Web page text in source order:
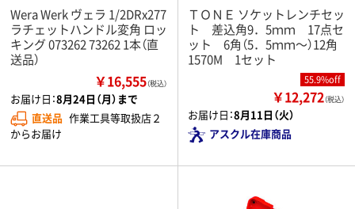
Wera Werk ヴェラ 1/2DRx277
ラチェットハンドル変角 ロッ
キング 073262 73262 1本（直
送品）
￥16,555（税込）
お届け日：8月24日（月）まで
直送品 作業工具等取扱店２
からお届け
ＴＯＮＥ ソケットレンチセッ
ト 差込角9．5ｍｍ 17点セ
ット 6角（5．5ｍｍ～）12角
1570M 1セット
55.9%off
￥12,272（税込）
お届け日：8月11日（火）
アスクル在庫商品